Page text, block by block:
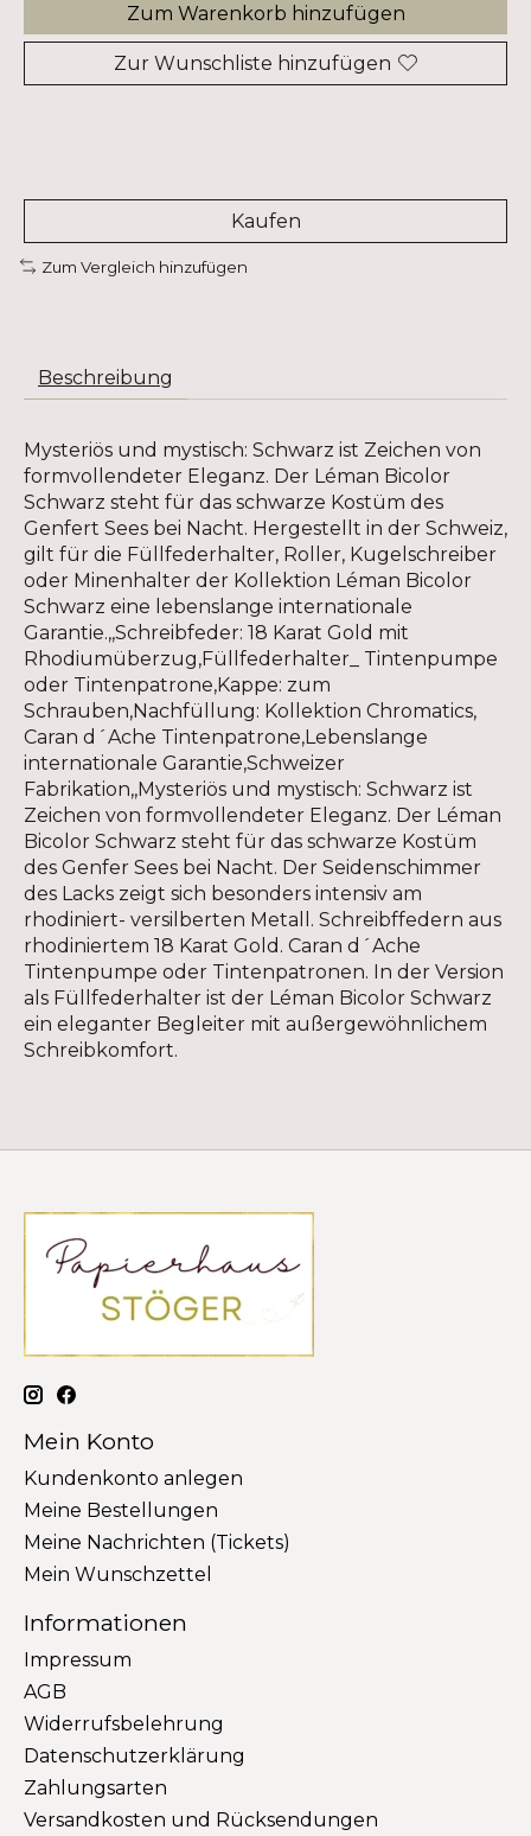
Zum Warenkorb hinzufügen
Zur Wunschliste hinzufügen
Kaufen
Zum Vergleich hinzufügen
Beschreibung
Mysteriös und mystisch: Schwarz ist Zeichen von
formvollendeter Eleganz. Der Léman Bicolor
Schwarz steht für das schwarze Kostüm des
Genfert Sees bei Nacht. Hergestellt in der Schweiz,
gilt für die Füllfederhalter, Roller, Kugelschreiber
oder Minenhalter der Kollektion Léman Bicolor
Schwarz eine lebenslange internationale
Garantie.,,Schreibfeder: 18 Karat Gold mit
Rhodiumüberzug,Füllfederhalter_ Tintenpumpe
oder Tintenpatrone,Kappe: zum
Schrauben,Nachfüllung: Kollektion Chromatics,
Caran d´Ache Tintenpatrone,Lebenslange
internationale Garantie,Schweizer
Fabrikation,,Mysteriös und mystisch: Schwarz ist
Zeichen von formvollendeter Eleganz. Der Léman
Bicolor Schwarz steht für das schwarze Kostüm
des Genfer Sees bei Nacht. Der Seidenschimmer
des Lacks zeigt sich besonders intensiv am
rhodiniert- versilberten Metall. Schreibffedern aus
rhodiniertem 18 Karat Gold. Caran d´Ache
Tintenpumpe oder Tintenpatronen. In der Version
als Füllfederhalter ist der Léman Bicolor Schwarz
ein eleganter Begleiter mit außergewöhnlichem
Schreibkomfort.
Mein Konto
Kundenkonto anlegen
Meine Bestellungen
Meine Nachrichten (Tickets)
Mein Wunschzettel
Informationen
Impressum
AGB
Widerrufsbelehrung
Datenschutzerklärung
Zahlungsarten
Versandkosten und Rücksendungen